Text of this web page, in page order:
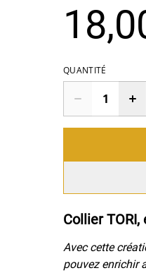
QUANTITÉ
Collier
Avec cette
pouvez enrichir